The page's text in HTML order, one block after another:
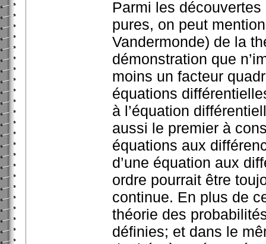
Parmi les
pures, on peut
Vandermonde) de la
démonstration que
moins un facteur
équations
à l’équation
aussi le premier à
équations aux
d’une équation aux
ordre pourrait être
continue. En plus de
théorie des
définies; et dans le